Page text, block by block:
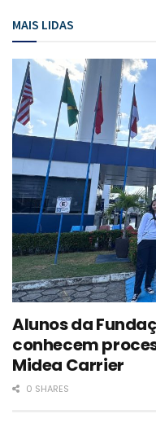
MAIS LIDAS
Alunos da
conhecem
Midea Carrier
0 SHARES